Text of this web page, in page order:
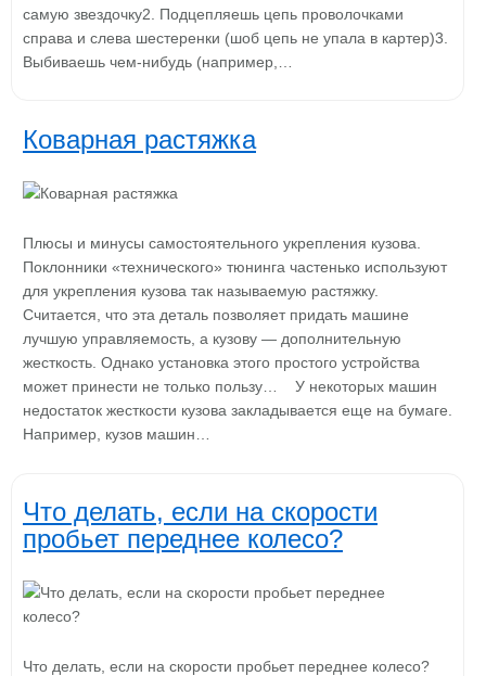
самую звездочку2. Подцепляешь цепь проволочками
справа и слева шестеренки (шоб цепь не упала в картер)3.
Выбиваешь чем-нибудь (например,…
Коварная растяжка
Плюсы и минусы самостоятельного укрепления кузова.
Поклонники «технического» тюнинга частенько используют
для укрепления кузова так называемую растяжку.
Считается, что эта деталь позволяет придать машине
лучшую управляемость, а кузову — дополнительную
жесткость. Однако установка этого простого устройства
может принести не только пользу… У некоторых машин
недостаток жесткости кузова закладывается еще на бумаге.
Например, кузов машин…
Что делать, если на скорости
пробьет переднее колесо?
Что делать, если на скорости пробьет переднее колесо?